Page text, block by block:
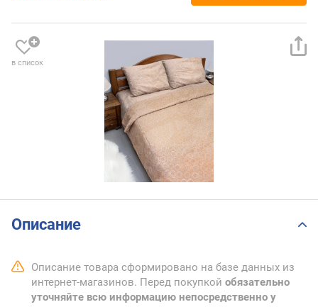
в список
Описание
Описание товара сформировано на базе данных из
интернет-магазинов. Перед покупкой обязательно
уточняйте всю информацию непосредственно у